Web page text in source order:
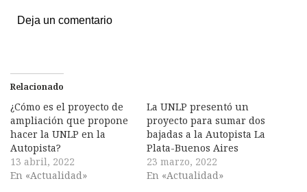
Deja un comentario
Relacionado
¿Cómo es el proyecto de
ampliación que propone
hacer la UNLP en la
Autopista?
13 abril, 2022
En «Actualidad»
La UNLP presentó un
proyecto para sumar dos
bajadas a la Autopista La
Plata-Buenos Aires
23 marzo, 2022
En «Actualidad»